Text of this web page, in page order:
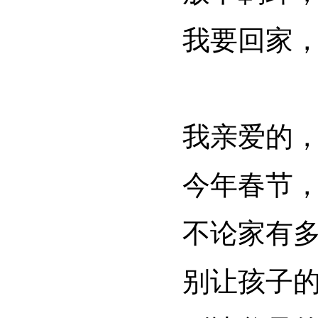
我要回家
我亲爱的
今年春节
不论家有
别让孩子